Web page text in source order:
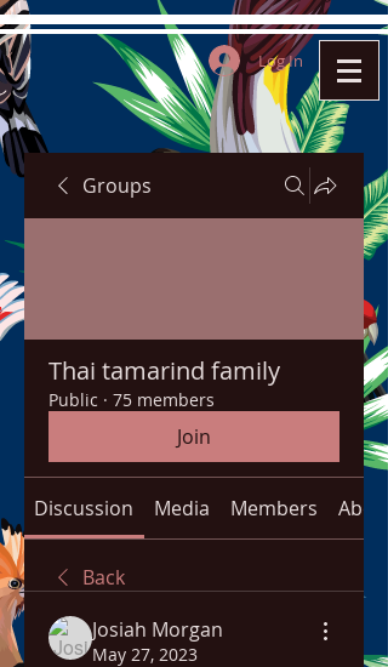
Log In
Groups
Thai tamarind family
Public · 75 members
Join
Discussion Media Members About
Back
Josiah Morgan
May 27, 2023